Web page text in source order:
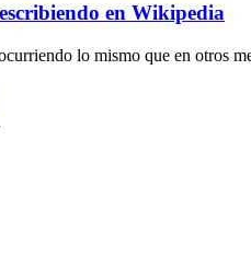
en Wikipedia
lo mismo que en otros